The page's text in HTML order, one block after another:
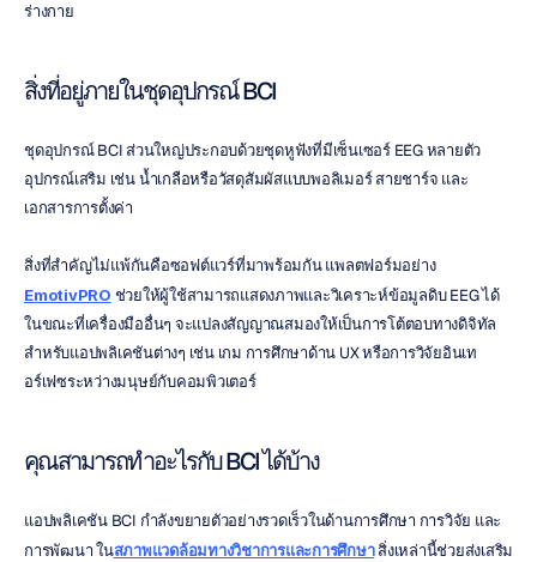
ร่างกาย
สิ่งที่อยู่ภายในชุดอุปกรณ์ BCI
ชุดอุปกรณ์ BCI ส่วนใหญ่ประกอบด้วยชุดหูฟังที่มีเซ็นเซอร์ EEG หลายตัว
อุปกรณ์เสริม เช่น น้ำเกลือหรือวัสดุสัมผัสแบบพอลิเมอร์ สายชาร์จ และ
เอกสารการตั้งค่า
สิ่งที่สำคัญไม่แพ้กันคือซอฟต์แวร์ที่มาพร้อมกัน แพลตฟอร์มอย่าง
EmotivPRO ช่วยให้ผู้ใช้สามารถแสดงภาพและวิเคราะห์ข้อมูลดิบ EEG ได้
ในขณะที่เครื่องมืออื่นๆ จะแปลงสัญญาณสมองให้เป็นการโต้ตอบทางดิจิทัล
สำหรับแอปพลิเคชันต่างๆ เช่น เกม การศึกษาด้าน UX หรือการวิจัยอินเท
อร์เฟซระหว่างมนุษย์กับคอมพิวเตอร์
คุณสามารถทำอะไรกับ BCI ได้บ้าง
แอปพลิเคชัน BCI กำลังขยายตัวอย่างรวดเร็วในด้านการศึกษา การวิจัย และ
การพัฒนา ในสภาพแวดล้อมทางวิชาการและการศึกษา สิ่งเหล่านี้ช่วยส่งเสริม